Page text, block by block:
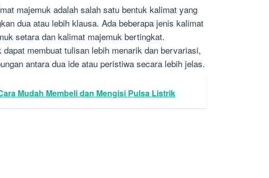
majemuk adalah salah satu bentuk kalimat yang
dua atau lebih klausa. Ada beberapa jenis kalimat
setara dan kalimat majemuk bertingkat.
dapat membuat tulisan lebih menarik dan bervariasi,
antara dua ide atau peristiwa secara lebih jelas.
Mudah Membeli dan Mengisi Pulsa Listrik